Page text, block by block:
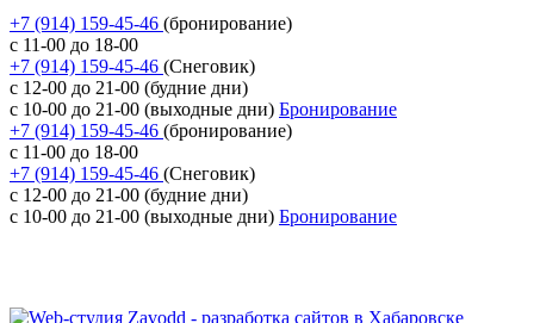
+7 (914) 159-45-46 (бронирование)
с 11-00 до 18-00
+7 (914) 159-45-46 (Снеговик)
с 12-00 до 21-00 (будние дни)
с 10-00 до 21-00 (выходные дни) Бронирование
+7 (914) 159-45-46 (бронирование)
с 11-00 до 18-00
+7 (914) 159-45-46 (Снеговик)
с 12-00 до 21-00 (будние дни)
с 10-00 до 21-00 (выходные дни) Бронирование